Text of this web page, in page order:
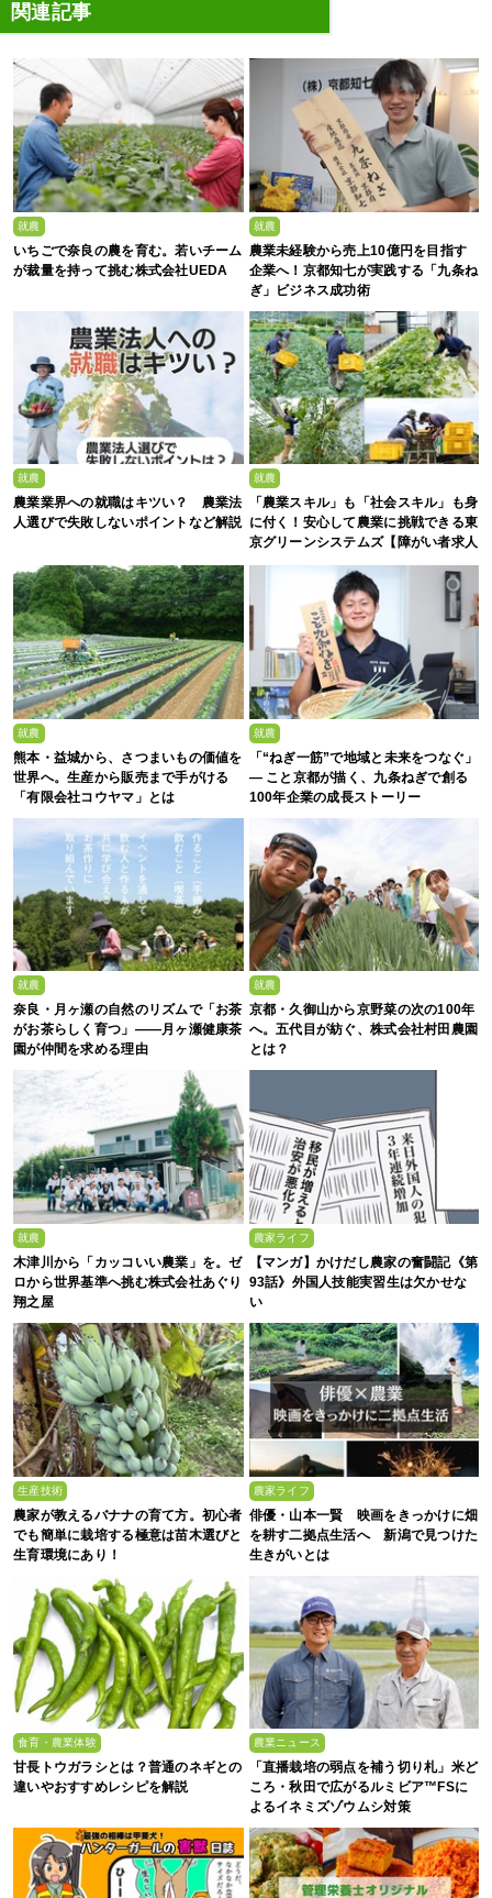
関連記事
就農
いちごで奈良の農を育む。若いチーム
が裁量を持って挑む株式会社UEDA
就農
農業未経験から売上10億円を目指す
企業へ！京都知七が実践する「九条ね
ぎ」ビジネス成功術
就農
農業業界への就職はキツい？ 農業法
人選びで失敗しないポイントなど解説
就農
「農業スキル」も「社会スキル」も身
に付く！安心して農業に挑戦できる東
京グリーンシステムズ【障がい者求人
募集中】
就農
熊本・益城から、さつまいもの価値を
世界へ。生産から販売まで手がける
「有限会社コウヤマ」とは
就農
「“ねぎ一筋”で地域と未来をつなぐ」
— こと京都が描く、九条ねぎで創る
100年企業の成長ストーリー
就農
奈良・月ヶ瀬の自然のリズムで「お茶
がお茶らしく育つ」――月ヶ瀬健康茶
園が仲間を求める理由
就農
京都・久御山から京野菜の次の100年
へ。五代目が紡ぐ、株式会社村田農園
とは？
就農
木津川から「カッコいい農業」を。ゼ
ロから世界基準へ挑む株式会社あぐり
翔之屋
農家ライフ
【マンガ】かけだし農家の奮闘記《第
93話》外国人技能実習生は欠かせな
い
生産技術
農家が教えるバナナの育て方。初心者
でも簡単に栽培する極意は苗木選びと
生育環境にあり！
農家ライフ
俳優・山本一賢 映画をきっかけに畑
を耕す二拠点生活へ 新潟で見つけた
生きがいとは
食育・農業体験
甘長トウガラシとは？普通のネギとの
違いやおすすめレシピを解説
農業ニュース
「直播栽培の弱点を補う切り札」米ど
ころ・秋田で広がるルミビア™FSに
よるイネミズゾウムシ対策